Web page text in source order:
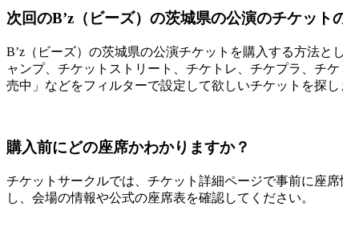
次回のB’z（ビーズ）の茨城県の公演のチケット
B’z（ビーズ）の茨城県の公演チケットを購入する方法と
ャンプ、チケットストリート、チケトレ、チケプラ、チ
売中」などをフィルターで設定して欲しいチケットを探し
購入前にどの座席かわかりますか？
チケットサークルでは、チケット詳細ページで事前に座
し、会場の情報や公式の座席表を確認してください。